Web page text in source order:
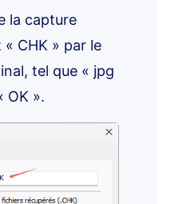
la capture
CHK » par le
tel que « jpg
OK ».